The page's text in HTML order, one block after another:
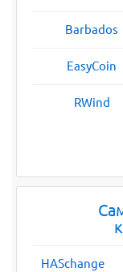
Barbados
EasyCoin
RWind
HASchange